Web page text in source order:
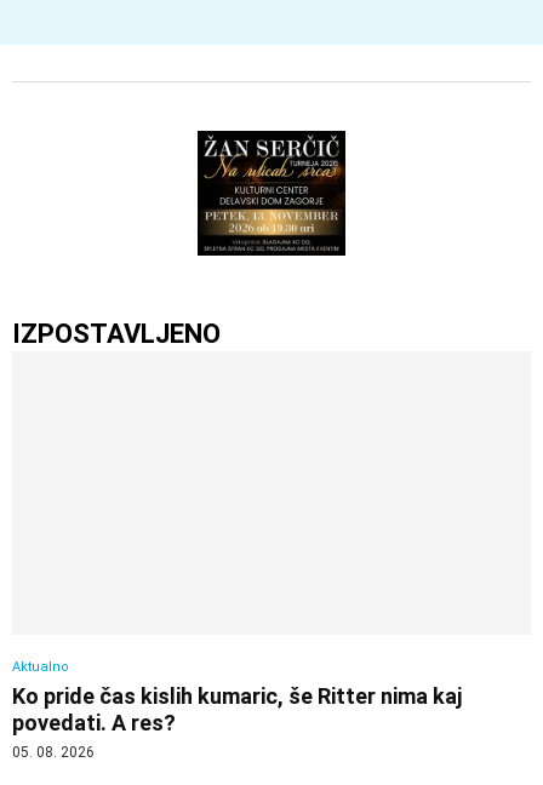
IZPOSTAVLJENO
Aktualno
Ko pride čas kislih kumaric, še Ritter nima kaj
povedati. A res?
05. 08. 2026